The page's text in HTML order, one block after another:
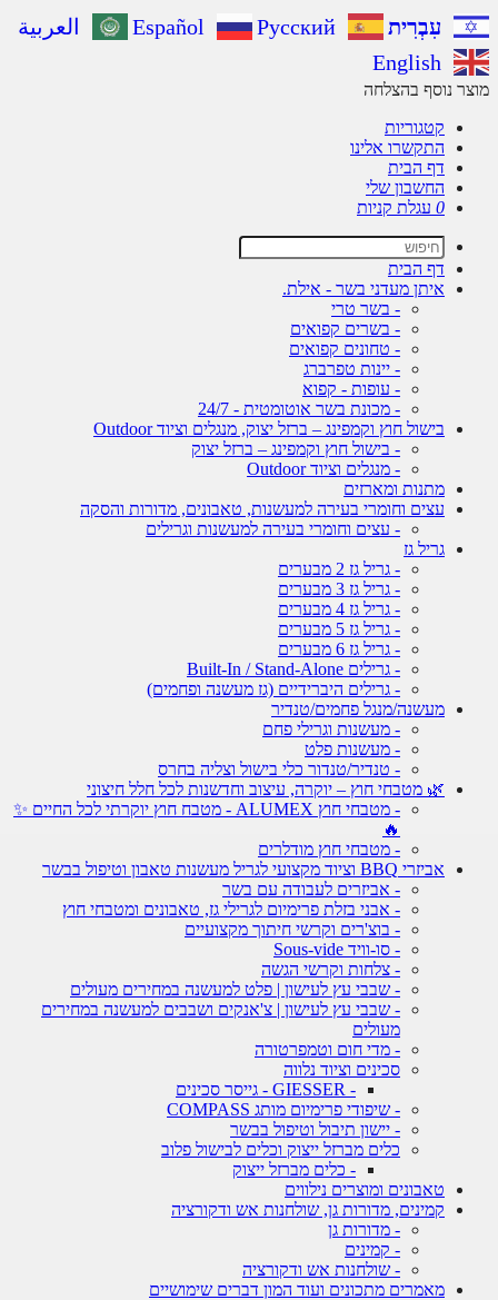
עִבְרִית Español Русский
العربية
English
נוסף בהצלחה
קטגוריות
התקשרו אלינו
דף הבית
החשבון שלי
עגלת קניות
דף הבית
איתן מעדני בשר - אילת.
- בשר טרי
- בשרים קפואים
- טחונים קפואים
- יינות טפרברג
- עופות - קפוא
- מכונת בשר אוטומטית - 24/7
בישול חוץ וקמפינג – ברזל יצוק, מנגלים וציוד Outdoor
- בישול חוץ וקמפינג – ברזל יצוק
- מנגלים וציוד Outdoor
מתנות ומארזים
עצים וחומרי בעירה למעשנות, טאבונים, מדורות והסקה
- עצים וחומרי בעירה למעשנות וגרילים
גריל גז
- גריל גז 2 מבערים
- גריל גז 3 מבערים
- גריל גז 4 מבערים
- גריל גז 5 מבערים
- גריל גז 6 מבערים
- גרילים Built-In / Stand-Alone
- גרילים היברידיים (גז מעשנה ופחמים)
מעשנה/מנגל פחמים/טנדיר
- מעשנות וגרילי פחם
- מעשנות פלט
- טנדיר/טנדור כלי בישול וצליה בחרס
🌿 מטבחי חוץ – יוקרה, עיצוב וחדשנות לכל חלל חיצוני
- מטבחי חוץ ALUMEX - מטבח חוץ יוקרתי לכל החיים ✨
- מטבחי חוץ מודלרים
אביזרי BBQ וציוד מקצועי לגריל מעשנות טאבון וטיפול בבשר
- אביזרים לעבודה עם בשר
- אבני בזלת פרימיום לגרילי גז, טאבונים ומטבחי חוץ
- בוצ'רים וקרשי חיתוך מקצועיים
- סו-וויד Sous-vide
- צלחות וקרשי הגשה
- שבבי עץ לעישון | פלט למעשנה במחירים מעולים
- שבבי עץ לעישון | צ'אנקים ושבבים למעשנה במחירים
מעולים
- מדי חום וטמפרטורה
סכינים וציוד נלווה
- שיפודי פרימיום מותג COMPASS
- יישון תיבול וטיפול בבשר
כלים מברזל ייצוק וכלים לבישול פלוב
- כלים מברזל ייצוק
טאבונים ומוצרים נילווים
קמינים, מדורות גן, שולחנות אש ודקורציה
- מדורות גן
- קמינים
- שולחנות אש ודקורציה
מאמרים מתכונים ועוד המון דברים שימושיים